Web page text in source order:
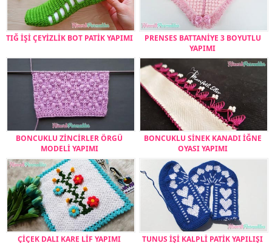
TIĞ İŞİ ÇEYİZLİK BOT PATİK YAPIMI
PRENSES BATTANİYE 3 BOYUTLU
YAPIMI
BONCUKLU ZİNCİRLER ÖRGÜ
MODELİ YAPIMI
BONCUKLU SİNEK KANADI İĞNE
OYASI YAPIMI
ÇİÇEK DALI KARE LİF YAPIMI TUNUS İŞİ KALPLİ PATİK YAPILIŞI